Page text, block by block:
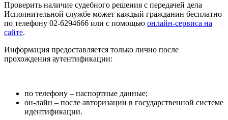
Проверить наличие судебного решения с передачей дела
Исполнительной службе может каждый гражданин бесплатно
по телефону 02-6294666 или с помощью онлайн-сервиса на
сайте.
Информация предоставляется только лично после
прохождения аутентификации:
по телефону – паспортные данные;
он-лайн – после авторизации в государственной системе
идентификации.